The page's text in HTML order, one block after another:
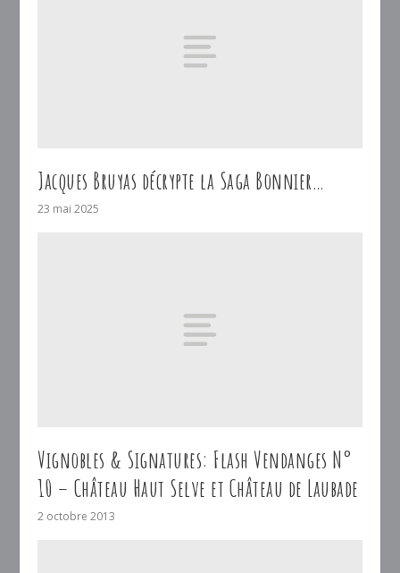
Jacques Bruyas décrypte la Saga Bonnier…
23 mai 2025
Vignobles & Signatures: Flash Vendanges N°
10 – Château Haut Selve et Château de Laubade
2 octobre 2013